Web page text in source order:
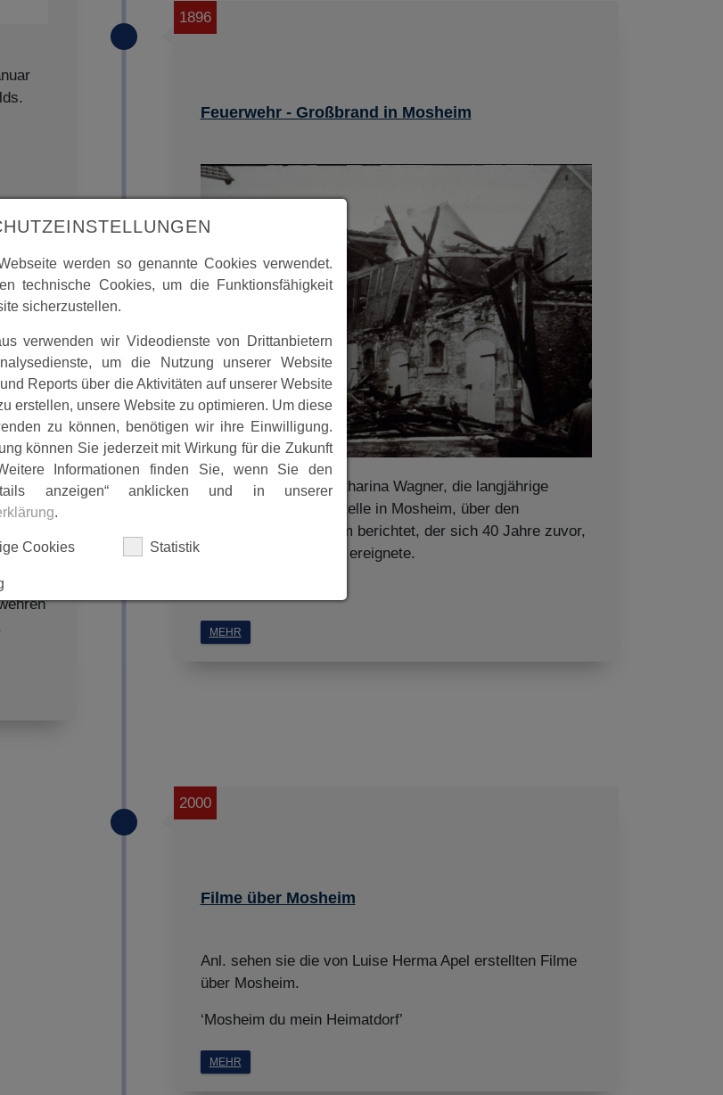
Feuerwehr - Großbrand in Mosheim
1896
Im Jahre 1936 hat Katharina Wagner, die langjährige
Verwalterin der Poststelle in Mosheim, über den
Großbrand in Mosheim berichtet, der sich 40 Jahre zuvor,
am 26. Oktober 1896, ereignete.
MEHR
bis 2009
Filme über Mosheim
2000
Anl. sehen sie die von Luise Herma Apel erstellten Filme
über Mosheim.
‘Mosheim du mein Heimatdorf’
MEHR
werden so genannte Cookies verwendet.
technische Cookies, um die Funktionsfähigkeit
sicherzustellen.
verwenden wir Videodienste von Drittanbietern
um die Nutzung unserer Website
Reports über die Aktivitäten auf unserer Website
erstellen, unsere Website zu optimieren. Um diese
zu können, benötigen wir ihre Einwilligung.
können Sie jederzeit mit Wirkung für die Zukunft
Informationen finden Sie, wenn Sie den
anzeigen“ anklicken und in unserer
.
Cookies Statistik
ALLES AUSWÄHLEN
Datenschutz